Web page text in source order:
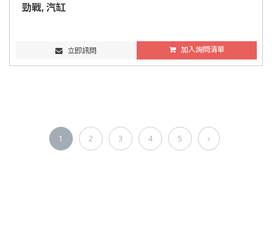
勁戰, 汽缸
立即訊問 加入詢問清單
1 2 3 4 5